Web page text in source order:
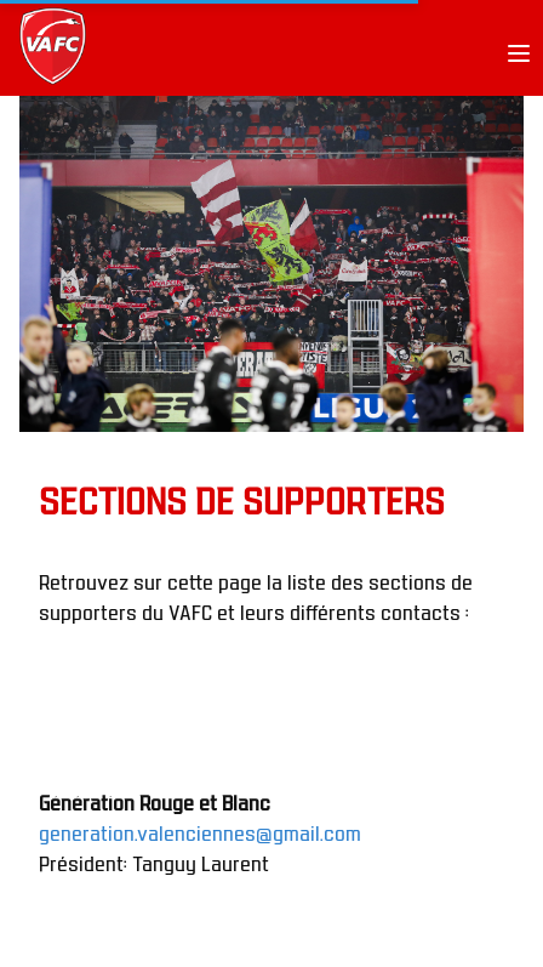
SECTIONS DE SUPPORTERS
Retrouvez sur cette page la liste des sections de
supporters du VAFC et leurs différents contacts :
Génération Rouge et Blanc
generation.valenciennes@gmail.com
Président: Tanguy Laurent